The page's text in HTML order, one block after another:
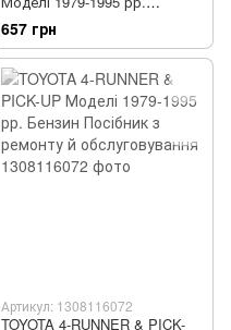
Посібник з експлуатації,
обслуговування та ремонту
657 грн
Артикул: 1308116072
TOYOTA 4-RUNNER & PICK-